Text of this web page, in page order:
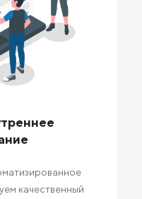
качественный